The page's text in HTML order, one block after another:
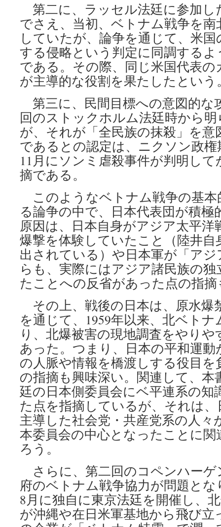
第二に、ラッセル法廷に参加し
でさえ、当初、ベトナム戦争を
していたが、論争を通じて、米
する侵略という判定に同調する
である。その際、同じ米国代表
が主導的な役割を果たしたという
第三に、民間目標への意図的な
回のストックホルム法廷時から
が、それが「全民族の抹殺」を
であるとの認定は、ニクソン政権
11月にソンミ虐殺事件が判明し
摘である。
このようなベトナム戦争の基本
る論争の中で、日本代表団が積
原因は、日本自身がアジア太平洋
爆撃を体験していたこと（陸井自
出されている）や日本軍が「ア
らも、実際にはアジア諸民族の
たことへの反省があった点の指
その上、戦後の日本は、原水爆
を通じて、1959年以来、北ベト
り、北爆被害の現地調査をやり
あった。つまり、日本の平和運
の人脈や情報を橋渡しする役目
の指摘も興味深い。関連して、
廷の日本側委員会にベ平連系の知
た点を指摘しているが、それは
主導した社会党・共産党系の人々
本委員会の中心となったことに
ろう。
さらに、第二回のコペンハーゲ
府のベトナム戦争協力が問題とな
8月に独自に東京法廷を開催し、
が沖縄や在日米軍基地から飛び